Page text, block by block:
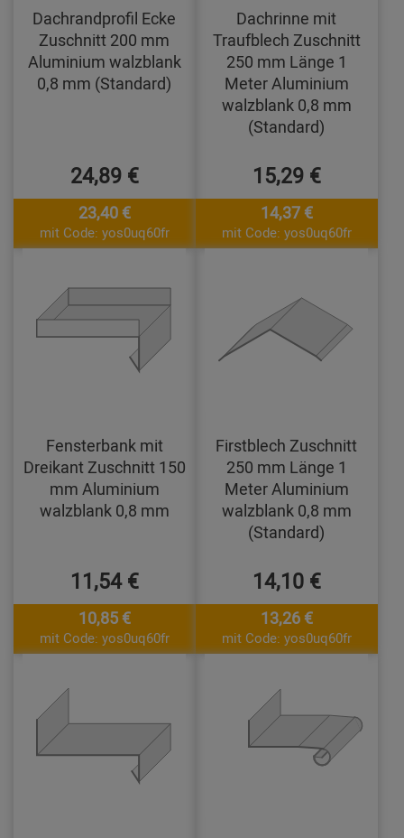
Dachrandprofil Ecke
Zuschnitt 200 mm
Aluminium walzblank
0,8 mm (Standard)
24,89 €
23,40 €
mit Code: yos0uq60fr
Dachrinne mit
Traufblech Zuschnitt
250 mm Länge 1
Meter Aluminium
walzblank 0,8 mm
(Standard)
15,29 €
14,37 €
mit Code: yos0uq60fr
Fensterbank mit
Dreikant Zuschnitt 150
mm Aluminium
walzblank 0,8 mm
11,54 €
10,85 €
mit Code: yos0uq60fr
Firstblech Zuschnitt
250 mm Länge 1
Meter Aluminium
walzblank 0,8 mm
(Standard)
14,10 €
13,26 €
mit Code: yos0uq60fr